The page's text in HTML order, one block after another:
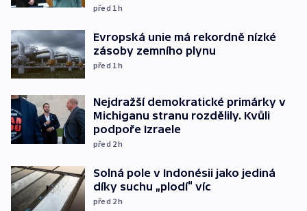
před 1h
Evropská unie má rekordně nízké
zásoby zemního plynu
před 1h
Nejdražší demokratické primárky v
Michiganu stranu rozdělily. Kvůli
podpoře Izraele
před 2h
Solná pole v Indonésii jako jediná
díky suchu „plodí“ víc
před 2h